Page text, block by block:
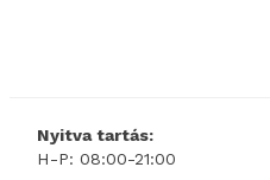
Nyitva tartás:
H-P: 08:00-21:00